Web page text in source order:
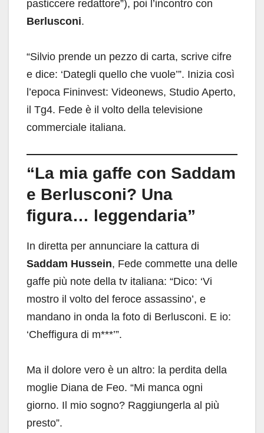
pasticcere redattore”), poi l’incontro con
Berlusconi.
“Silvio prende un pezzo di carta, scrive cifre
e dice: ‘Dategli quello che vuole’”. Inizia così
l’epoca Fininvest: Videonews, Studio Aperto,
il Tg4. Fede è il volto della televisione
commerciale italiana.
“La mia gaffe con Saddam
e Berlusconi? Una
figura… leggendaria”
In diretta per annunciare la cattura di
Saddam Hussein, Fede commette una delle
gaffe più note della tv italiana: “Dico: ‘Vi
mostro il volto del feroce assassino’, e
mandano in onda la foto di Berlusconi. E io:
‘Cheffigura di m***’”.
Ma il dolore vero è un altro: la perdita della
moglie Diana de Feo. “Mi manca ogni
giorno. Il mio sogno? Raggiungerla al più
presto”.